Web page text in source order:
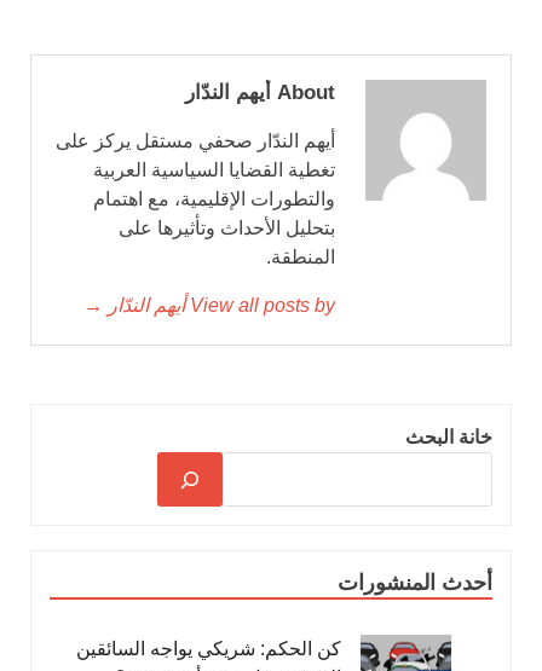
About أيهم الندّار
أيهم الندّار صحفي مستقل يركز على
تغطية القضايا السياسية العربية
والتطورات الإقليمية، مع اهتمام
بتحليل الأحداث وتأثيرها على
المنطقة.
View all posts by أيهم الندّار →
خانة البحث
أحدث المنشورات
كن الحكم: شريكي يواجه السائقين